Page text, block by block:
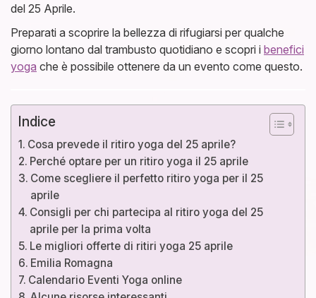
del 25 Aprile.
Preparati a scoprire la bellezza di rifugiarsi per qualche
giorno lontano dal trambusto quotidiano e scopri i benefici
yoga che è possibile ottenere da un evento come questo.
Indice
Cosa prevede il ritiro yoga del 25 aprile?
Perché optare per un ritiro yoga il 25 aprile
Come scegliere il perfetto ritiro yoga per il 25
aprile
Consigli per chi partecipa al ritiro yoga del 25
aprile per la prima volta
Le migliori offerte di ritiri yoga 25 aprile
Emilia Romagna
Calendario Eventi Yoga online